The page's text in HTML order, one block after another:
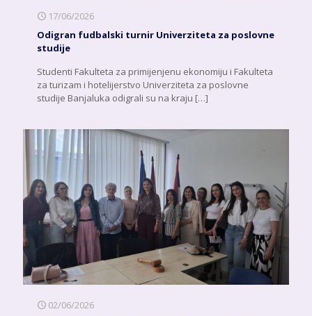
17/06/2026
Odigran fudbalski turnir Univerziteta za poslovne
studije
Studenti Fakulteta za primijenjenu ekonomiju i Fakulteta
za turizam i hotelijerstvo Univerziteta za poslovne
studije Banjaluka odigrali su na kraju […]
02/06/2026